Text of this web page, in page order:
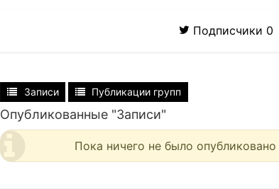
Подписчики 0
Записи Публикации групп
Опубликованные "Записи"
Пока ничего не было опубликовано